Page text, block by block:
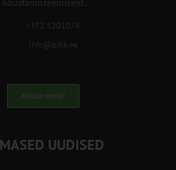
+372 5201078
info@pikk.ee
Kirjuta meile!
UUDISED